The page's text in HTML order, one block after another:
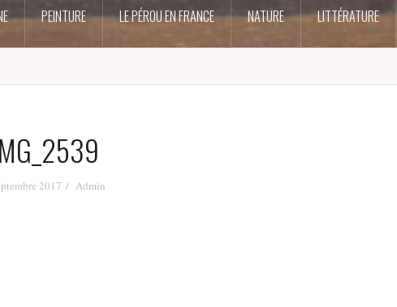
PEINTURE LE PÉROU EN FRANCE NATURE LITTÉRATURE
2017 Admin